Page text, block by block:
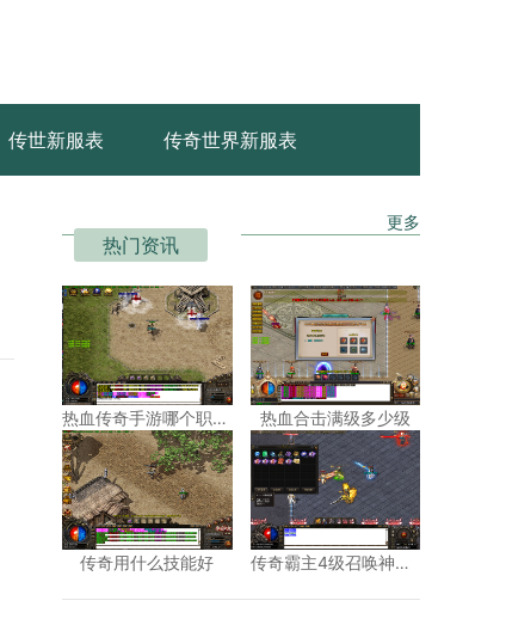
传世新服表 传奇世界新服表
热门资讯
更多
热血传奇手游哪个职业赚钱快一点 热血合击满级多少级
传奇用什么技能好 传奇霸主4级召唤神兽多少钱